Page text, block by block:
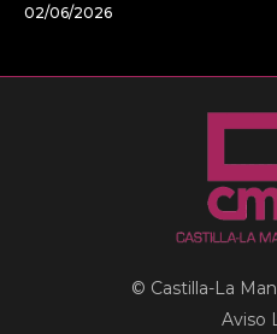
02/06/2026
© Castilla-La
Aviso